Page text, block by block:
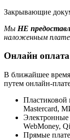
Закрывающие
Мы НЕ
наложенным
Онлайн оплата
В ближайшее
путем онлайн-
Пластиковой
Mastercard,
Электронные
WebMoney,
Прямые